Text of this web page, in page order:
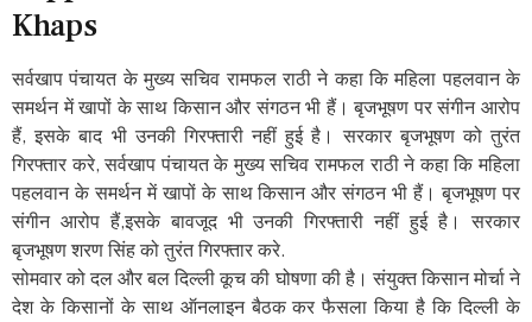
Khaps
सर्वखाप पंचायत के मुख्य सचिव रामफल राठी ने कहा कि महिला पहलवान के
समर्थन में खापों के साथ किसान और संगठन भी हैं। बृजभूषण पर संगीन आरोप
हैं, इसके बाद भी उनकी गिरफ्तारी नहीं हुई है। सरकार बृजभूषण को तुरंत
गिरफ्तार करे, सर्वखाप पंचायत के मुख्य सचिव रामफल राठी ने कहा कि महिला
पहलवान के समर्थन में खापों के साथ किसान और संगठन भी हैं। बृजभूषण पर
संगीन आरोप हैं,इसके बावजूद भी उनकी गिरफ्तारी नहीं हुई है। सरकार
बृजभूषण शरण सिंह को तुरंत गिरफ्तार करे.
सोमवार को दल और बल दिल्ली कूच की घोषणा की है। संयुक्त किसान मोर्चा ने
देश के किसानों के साथ ऑनलाइन बैठक कर फैसला किया है कि दिल्ली के